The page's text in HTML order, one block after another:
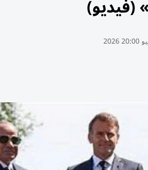
(فيديو)